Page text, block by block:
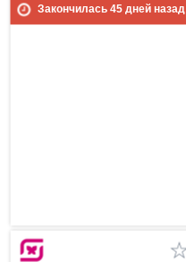
Закончилась 45дней назад